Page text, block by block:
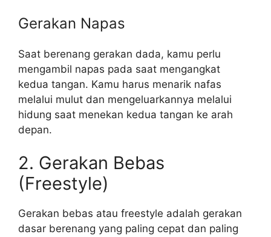
Gerakan Napas
Saat berenang gerakan dada, kamu perlu
mengambil napas pada saat mengangkat
kedua tangan. Kamu harus menarik nafas
melalui mulut dan mengeluarkannya melalui
hidung saat menekan kedua tangan ke arah
depan.
2. Gerakan Bebas
(Freestyle)
Gerakan bebas atau freestyle adalah gerakan
dasar berenang yang paling cepat dan paling